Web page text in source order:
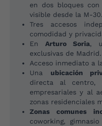
¿Todavía tienes
Si se te está
preguntó y lo
en dos bloques
visible desde la M-30.
Tres accesos
comodidad y
En Arturo Soria,
exclusivas de Madrid.
Acceso inmediato a
Una ubicación
directa al centro,
empresariales y al
zonas residenciales
Zonas comunes
coworking,